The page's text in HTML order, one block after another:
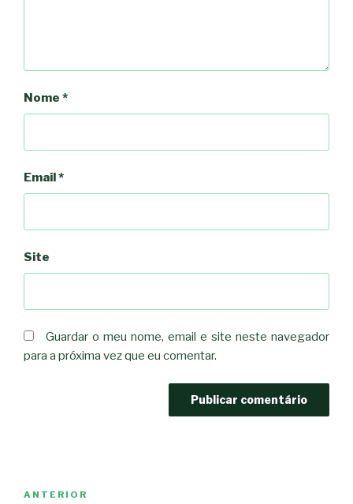
Nome *
Email *
Site
Guardar o meu nome, email e site neste navegador
para a próxima vez que eu comentar.
Conteúdo
ANTERIOR